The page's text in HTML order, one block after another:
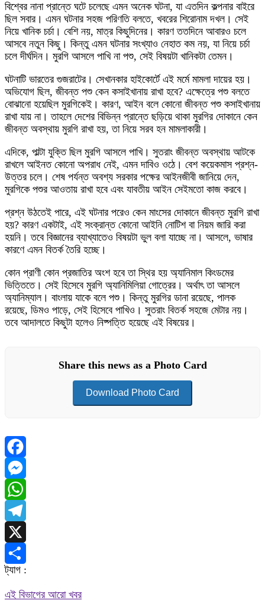
বিশ্বের নানা প্রান্তে ঘটে চলেছে এমন অনেক ঘটনা, যা এতদিন কল্পনার বাইরে
ছিল সবার। এমন ঘটনার সহজ পরিণতি বলতে, খবরের শিরোনাম দখল। সেই
নিয়ে খানিক চর্চা। বেশি নয়, মাত্র কিছুদিনের। কারণ ততদিনে আবারও চলে
আসবে নতুন কিছু। কিন্তু এমন ঘটনার সংখ্যাও নেহাত কম নয়, যা নিয়ে চর্চা
চলে দীর্ঘদিন। মুরগি আসলে পাখি না পশু, সেই বিষয়টা খানিকটা তেমন।
ঘটনাটি ভারতের গুজরাটের। সেখানকার হাইকোর্টে এই মর্মে মামলা দায়ের হয়।
অভিযোগ ছিল, জীবন্ত পশু কেন কসাইখানায় রাখা হবে? এক্ষেত্রে পশু বলতে
বোঝানো হয়েছিল মুরগিকেই। কারণ, আইন বলে কোনো জীবন্ত পশু কসাইখানায়
রাখা যায় না। তাহলে দেশের বিভিন্ন প্রান্তে ছড়িয়ে থাকা মুরগির দোকানে কেন
জীবন্ত অবস্থায় মুরগি রাখা হয়, তা নিয়ে সরব হন মামলাকারী।
এদিকে, পাল্টা যুক্তি ছিল মুরগি আসলে পাখি। সুতরাং জীবন্ত অবস্থায় আটকে
রাখলে আইনত কোনো অপরাধ নেই, এমন দাবিও ওঠে। বেশ কয়েকমাস প্রশ্ন-
উত্তর চলে। শেষ পর্যন্ত অবশ্য সরকার পক্ষের আইনজীবী জানিয়ে দেন,
মুরগিকে পশুর আওতায় রাখা হবে এবং যাবতীয় আইন সেইমতো কাজ করবে।
প্রশ্ন উঠতেই পারে, এই ঘটনার পরেও কেন মাংসের দোকানে জীবন্ত মুরগি রাখা
হয়? কারণ একটাই, এই সংক্রান্ত কোনো আইনি নোটিশ বা নিয়ম জারি করা
হয়নি। তবে বিজ্ঞানের ব্যাখ্যাতেও বিষয়টা ভুল বলা যাচ্ছে না। আসলে, ভাষার
কারণে এমন বিতর্ক তৈরি হচ্ছে।
কোন প্রাণী কোন প্রজাতির অংশ হবে তা স্থির হয় অ্যানিমাল কিংডমের
ভিত্তিতে। সেই হিসেবে মুরগি অ্যানিমিলিয়া গোত্রের। অর্থাৎ তা আসলে
অ্যানিম্যাল। বাংলায় যাকে বলে পশু। কিন্তু মুরগির ডানা রয়েছে, পালক
রয়েছে, ডিমও পাড়ে, সেই হিসেবে পাখিও। সুতরাং বিতর্ক সহজে মেটার নয়।
তবে আদালতে কিছুটা হলেও নিষ্পত্তি হয়েছে এই বিষয়ের।
Share this news as a Photo Card
Download Photo Card
Facebook
Messenger
WhatsApp
Telegram
X
Share
ট্যাগ :
এই বিভাগের আরো খবর